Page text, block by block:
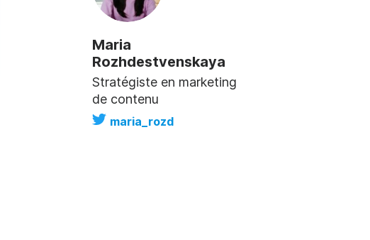
Maria
Rozhdestvenskaya
Stratégiste en marketing
de contenu
maria_rozd